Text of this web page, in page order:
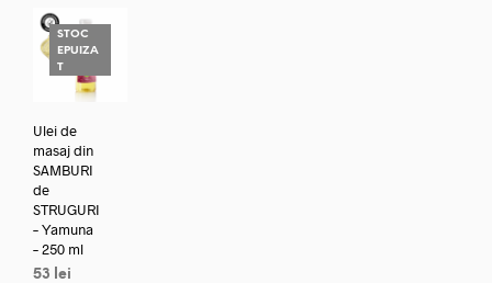
STOC
EPUIZA
T
Ulei de
masaj din
SAMBURI
de
STRUGURI
– Yamuna
– 250 ml
53
lei